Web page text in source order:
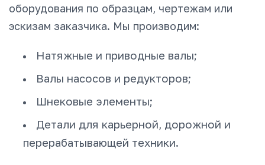
оборудования по образцам, чертежам или
эскизам заказчика. Мы производим:
Натяжные и приводные валы;
Валы насосов и редукторов;
Шнековые элементы;
Детали для карьерной, дорожной и
перерабатывающей техники.